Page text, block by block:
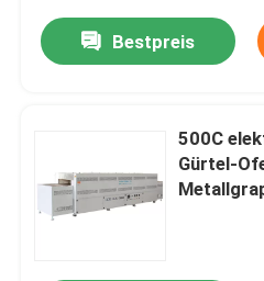
Zu Hause
Videos
Bestpreis
500C
Gürtel-